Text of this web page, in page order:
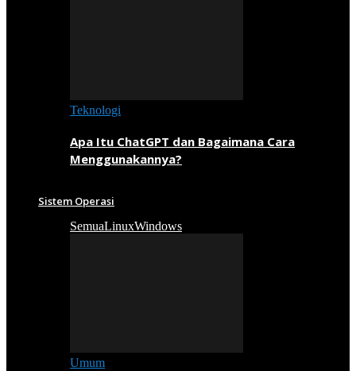
Teknologi
Apa Itu ChatGPT dan Bagaimana Cara
Menggunakannya?
Sistem Operasi
SemuaLinuxWindows
Umum